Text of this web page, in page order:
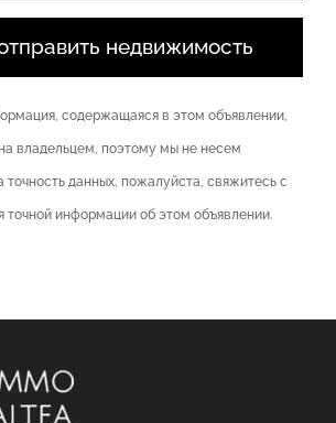
недвижимость
содержащаяся в этом объявлении,
владельцем, поэтому мы не несем
точность данных, пожалуйста, свяжитесь с
точной информации об этом объявлении.